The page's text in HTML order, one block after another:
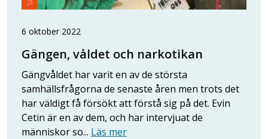
6 oktober 2022
Gängen, våldet och narkotikan
Gängvåldet har varit en av de största
samhällsfrågorna de senaste åren men trots det
har väldigt få försökt att förstå sig på det. Evin
Cetin är en av dem, och har intervjuat de
människor so... Läs mer